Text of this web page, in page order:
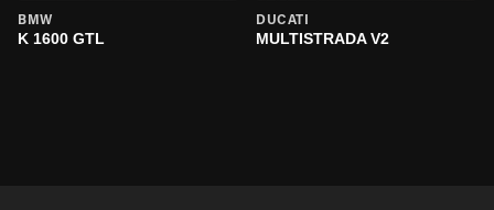
BMW
K 1600 GTL
DUCATI
MULTISTRADA V2